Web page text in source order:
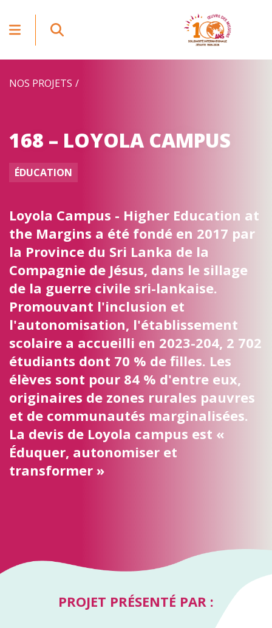
NOS PROJETS
168 – LOYOLA CAMPUS
ÉDUCATION
Loyola Campus - Higher Education at
the Margins a été fondé en 2017 par
la Province du Sri Lanka de la
Compagnie de Jésus, dans le sillage
de la guerre civile sri-lankaise.
Promouvant l'inclusion et
l'autonomisation, l'établissement
scolaire a accueilli en 2023-204, 2 702
étudiants dont 70 % de filles. Les
élèves sont pour 84 % d'entre eux,
originaires de zones rurales pauvres
et de communautés marginalisées.
La devis de Loyola campus est «
Éduquer, autonomiser et
transformer »
PROJET PRÉSENTÉ PAR :